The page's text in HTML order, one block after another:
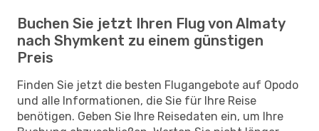
Buchen Sie jetzt Ihren Flug von Almaty
nach Shymkent zu einem günstigen
Preis
Finden Sie jetzt die besten Flugangebote auf Opodo
und alle Informationen, die Sie für Ihre Reise
benötigen. Geben Sie Ihre Reisedaten ein, um Ihre